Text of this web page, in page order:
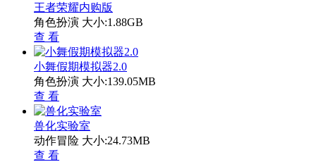
王者荣耀内购版
角色扮演 大小:1.88GB
查 看
小舞假期模拟器2.0
角色扮演 大小:139.05MB
查 看
兽化实验室
动作冒险 大小:24.73MB
查 看